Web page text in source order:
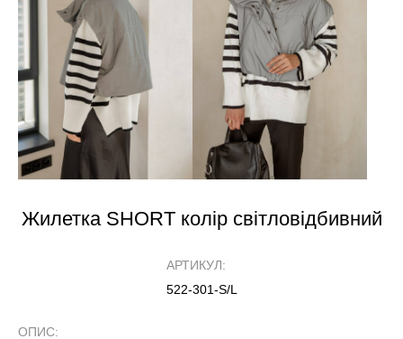
Жилетка SHORT колір світловідбивний
АРТИКУЛ:
522-301-S/L
ОПИС: